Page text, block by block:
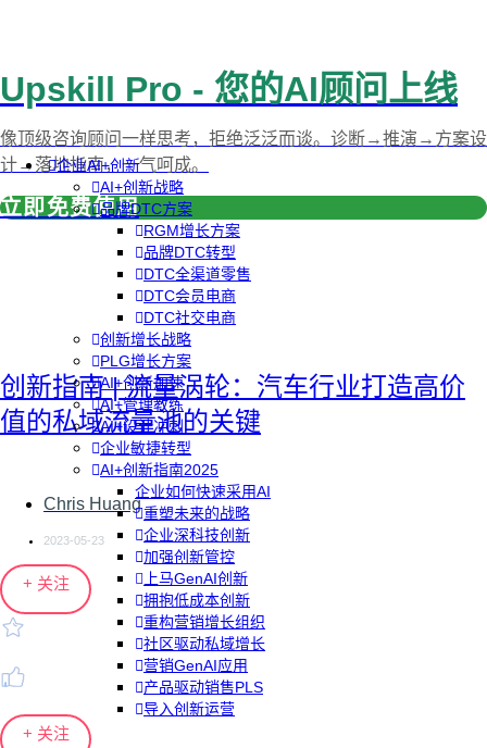
企业AI+创新
AI+创新战略
品牌DTC方案
RGM增长方案
品牌DTC转型
DTC全渠道零售
DTC会员电商
DTC社交电商
创新增长战略
PLG增长方案
AI+创新加速
AI+管理教练
AI+设计冲刺
企业敏捷转型
AI+创新指南2025
企业如何快速采用AI
重塑未来的战略
企业深科技创新
加强创新管控
上马GenAI创新
拥抱低成本创新
重构营销增长组织
社区驱动私域增长
营销GenAI应用
产品驱动销售PLS
导入创新运营
Upskill Pro - 您的AI顾问上线
像顶级咨询顾问一样思考，拒绝泛泛而谈。诊断→推演→方案设
计→落地指南，一气呵成。
立即免费使用
创新指南 | 流量涡轮：汽车行业打造高价
值的私域流量池的关键
Chris Huang
2023-05-23
+ 关注
+ 关注